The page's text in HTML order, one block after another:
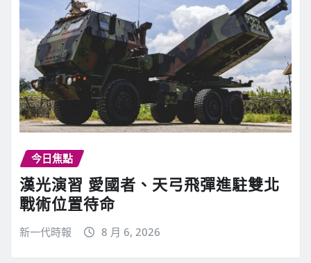
今日焦點
漢光演習 愛國者、天弓飛彈進駐雙北
戰術位置待命
新一代時報 8 月 6, 2026